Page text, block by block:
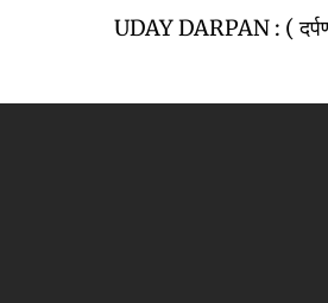
UDAY DARPAN : (